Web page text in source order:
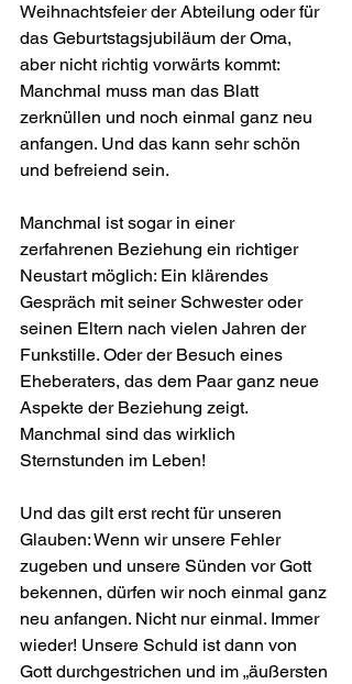
Weihnachtsfeier der Abteilung oder für
das Geburtstagsjubiläum der Oma,
aber nicht richtig vorwärts kommt:
Manchmal muss man das Blatt
zerknüllen und noch einmal ganz neu
anfangen. Und das kann sehr schön
und befreiend sein.
Manchmal ist sogar in einer
zerfahrenen Beziehung ein richtiger
Neustart möglich: Ein klärendes
Gespräch mit seiner Schwester oder
seinen Eltern nach vielen Jahren der
Funkstille. Oder der Besuch eines
Eheberaters, das dem Paar ganz neue
Aspekte der Beziehung zeigt.
Manchmal sind das wirklich
Sternstunden im Leben!
Und das gilt erst recht für unseren
Glauben: Wenn wir unsere Fehler
zugeben und unsere Sünden vor Gott
bekennen, dürfen wir noch einmal ganz
neu anfangen. Nicht nur einmal. Immer
wieder! Unsere Schuld ist dann von
Gott durchgestrichen und im „äußersten